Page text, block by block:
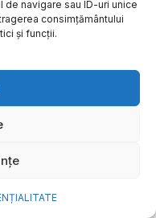
navigare sau ID-uri unice
consimțământului
și funcții.
lucruri. Plecăm în